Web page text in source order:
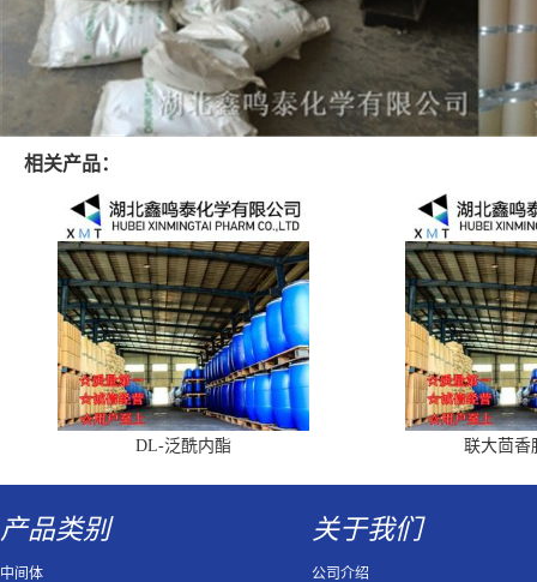
相关产品：
DL-泛酰内酯 联大茴香
产品类别
中间体
关于我们
公司介绍